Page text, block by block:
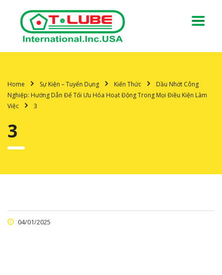
Home Sự Kiện – Tuyển Dụng Kiến Thức
Dầu Nhớt Công
Nghiệp: Hướng Dẫn Để Tối Ưu Hóa Hoạt Động Trong Mọi Điều Kiện Làm
Việc
3
3
04/01/2025